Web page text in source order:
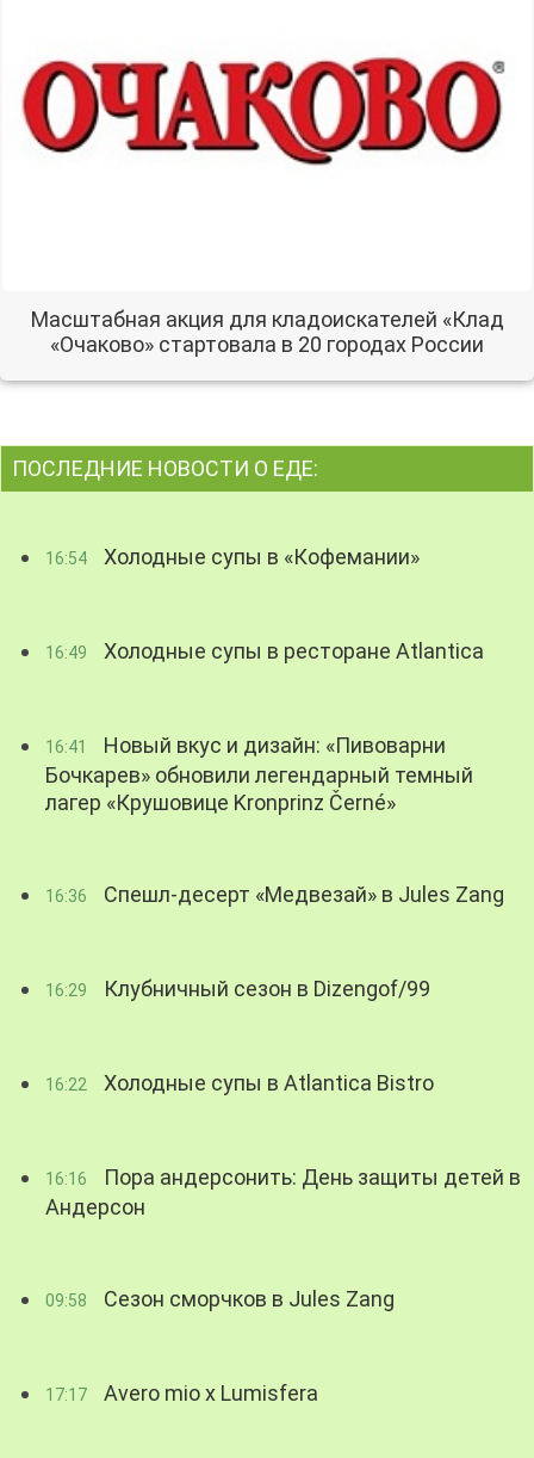
Масштабная акция для кладоискателей «Клад
«Очаково» стартовала в 20 городах России
ПОСЛЕДНИЕ НОВОСТИ О ЕДЕ:
16:54 Холодные супы в «Кофемании»
16:49 Холодные супы в ресторане Atlantica
16:41
Новый вкус и дизайн: «Пивоварни
Бочкарев» обновили легендарный темный
лагер «Крушовице Kronprinz Černé»
16:36 Спешл-десерт «Медвезай» в Jules Zang
16:29 Клубничный сезон в Dizengof/99
16:22 Холодные супы в Atlantica Bistro
16:16
Пора андерсонить: День защиты детей в
Андерсон
09:58 Сезон сморчков в Jules Zang
17:17 Avero mio x Lumisfera